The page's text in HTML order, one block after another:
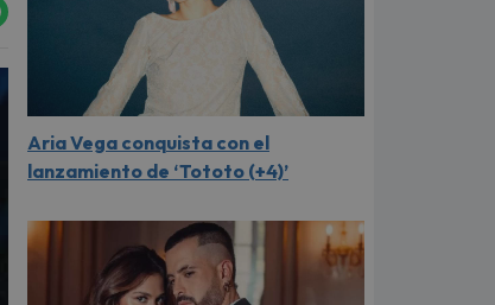
Aria Vega conquista con el
lanzamiento de ‘Tototo (+4)’